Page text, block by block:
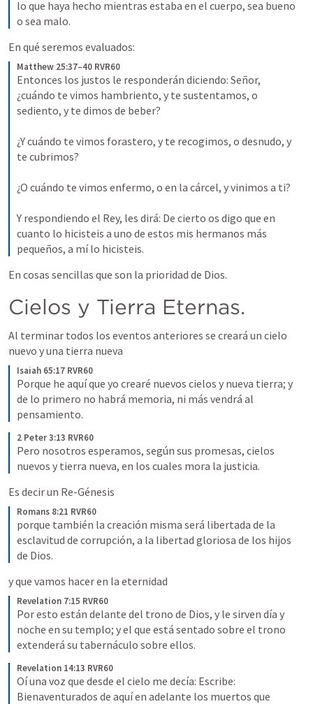
lo que haya hecho mientras estaba en el cuerpo, sea bueno
o sea malo.
En qué seremos evaluados:
Matthew 25:37–40 RVR60
Entonces los justos le responderán diciendo: Señor,
¿cuándo te vimos hambriento, y te sustentamos, o
sediento, y te dimos de beber?
¿Y cuándo te vimos forastero, y te recogimos, o desnudo, y
te cubrimos?
¿O cuándo te vimos enfermo, o en la cárcel, y vinimos a ti?
Y respondiendo el Rey, les dirá: De cierto os digo que en
cuanto lo hicisteis a uno de estos mis hermanos más
pequeños, a mí lo hicisteis.
En cosas sencillas que son la prioridad de Dios.
Cielos y Tierra Eternas.
Al terminar todos los eventos anteriores se creará un cielo
nuevo y una tierra nueva
Isaiah 65:17 RVR60
Porque he aquí que yo crearé nuevos cielos y nueva tierra; y
de lo primero no habrá memoria, ni más vendrá al
pensamiento.
2 Peter 3:13 RVR60
Pero nosotros esperamos, según sus promesas, cielos
nuevos y tierra nueva, en los cuales mora la justicia.
Es decir un Re-Génesis
Romans 8:21 RVR60
porque también la creación misma será libertada de la
esclavitud de corrupción, a la libertad gloriosa de los hijos
de Dios.
y que vamos hacer en la eternidad
Revelation 7:15 RVR60
Por esto están delante del trono de Dios, y le sirven día y
noche en su templo; y el que está sentado sobre el trono
extenderá su tabernáculo sobre ellos.
Revelation 14:13 RVR60
Oí una voz que desde el cielo me decía: Escribe:
Bienaventurados de aquí en adelante los muertos que